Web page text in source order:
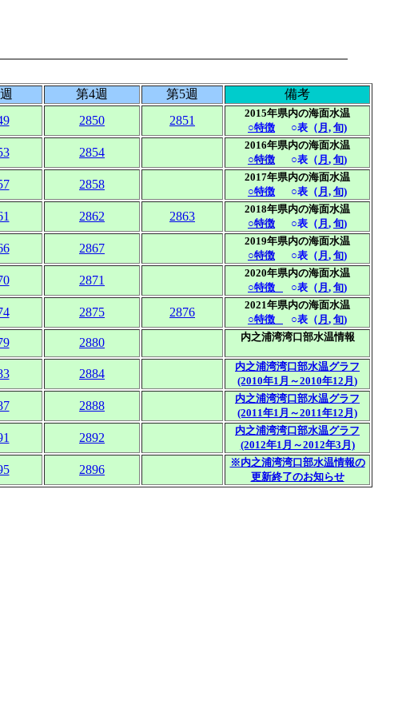
第4週 第5週
備考
2850 2851
2015年県内の海面水温
○特徴
○表 （月, 旬)
2854
2016年県内の海面水温
○特徴
○表 （月 , 旬)
2858
2017年県内の海面水温
○特徴
○表 （月, 旬)
2862 2863
2018年県内の海面水温
○特徴
○表 （月 , 旬)
2867
2019年県内の海面水温
○特徴
○表 （月 , 旬)
2871
2020年県内の海面水温
○特徴
○表 （月 , 旬)
2875 2876
2021年県内の海面水温
○特徴
○表 （月 , 旬)
2880 内之浦湾湾口部水温情報
2884
内之浦湾湾口部水温グラフ
(2010年1月～2010年12月 )
2888
内之浦湾湾口部水温グラフ
(2011年1月～2011年12月)
2892
内之浦湾湾口部水温グラフ
(2012年1月～2012年3月)
2896
※内之浦湾湾口部水温情報の
更新終了のお知らせ